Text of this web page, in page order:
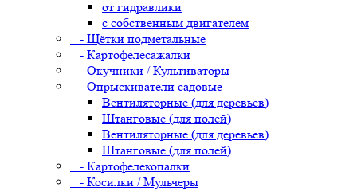
от гидравлики
с собственным двигателем
- Щётки подметальные
- Картофелесажалки
- Окучники / Культиваторы
- Опрыскиватели садовые
Вентиляторные (для деревьев)
Штанговые (для полей)
Вентиляторные (для деревьев)
Штанговые (для полей)
- Картофелекопалки
- Косилки / Мульчеры